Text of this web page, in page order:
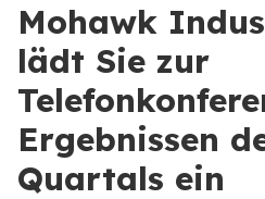
Mohawk
lädt Sie zur
Ergebnissen
Quartals ein